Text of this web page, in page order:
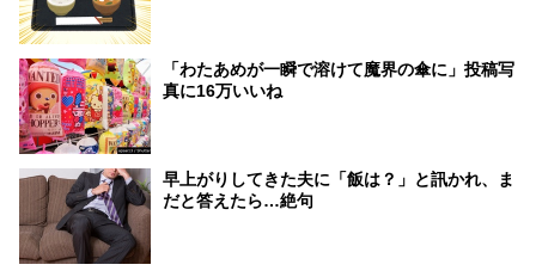
「わたあめが一瞬で溶けて魔界の傘に」投稿写
真に16万いいね
早上がりしてきた夫に「飯は？」と訊かれ、ま
だと答えたら…絶句